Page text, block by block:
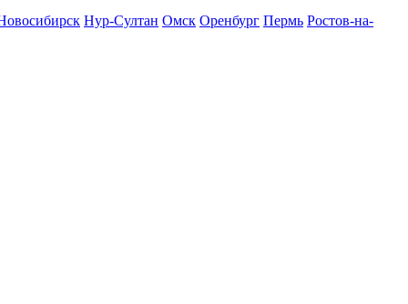
Нур-Султан Омск Оренбург Пермь Ростов-на-